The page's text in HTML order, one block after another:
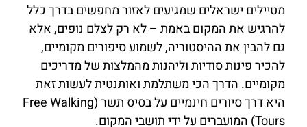
מטיילים ישראלים שמגיעים לאזור מחפשים בדרך כלל
להרגיש את המקום באמת – לא רק לצלם נופים, אלא
גם להבין את ההיסטוריה, לשמוע סיפורים מקומיים,
להכיר פינות סודיות וליהנות מהמלצות של מדריכים
מקומיים. הדרך הכי משתלמת ואותנטית לעשות זאת
היא דרך סיורים חינמיים על בסיס תשר (Free Walking
Tours) המועברים על ידי תושבי המקום.